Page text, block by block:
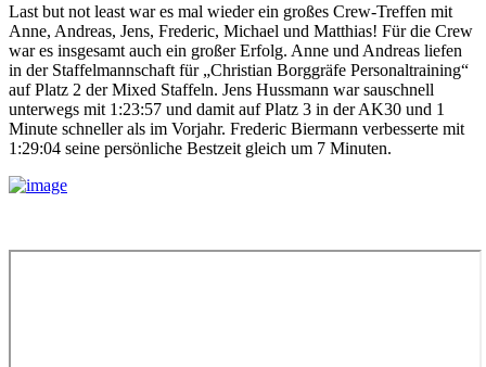
Last but not least war es mal wieder ein großes Crew-Treffen mit
Anne, Andreas, Jens, Frederic, Michael und Matthias! Für die Crew
war es insgesamt auch ein großer Erfolg. Anne und Andreas liefen
in der Staffelmannschaft für „Christian Borggräfe Personaltraining“
auf Platz 2 der Mixed Staffeln. Jens Hussmann war sauschnell
unterwegs mit 1:23:57 und damit auf Platz 3 in der AK30 und 1
Minute schneller als im Vorjahr. Frederic Biermann verbesserte mit
1:29:04 seine persönliche Bestzeit gleich um 7 Minuten.